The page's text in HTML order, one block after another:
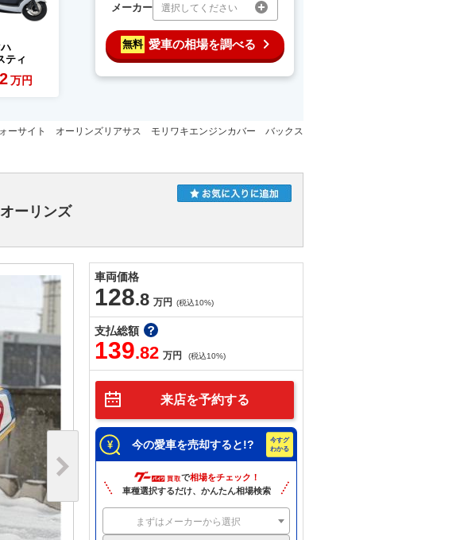
ティ
万円
メーカー 選択してください
無料 愛車の相場を調べる
サイト オーリンズリアサス モリワキエンジンカバー バックス
ーリンズ
車両価格
128.8 万円 (税込10%)
支払総額
139.82 万円 (税込10%)
来店を予約する
今の愛車を売却すると!?
で相場をチェック！
車種選択するだけ、かんたん相場検索
まずはメーカーから選択